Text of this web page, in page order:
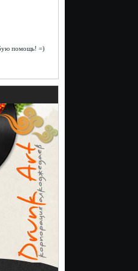
помощь! =)